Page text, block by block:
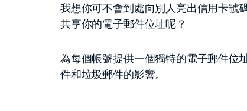
我想你可不會到處向別人亮出信用卡號
共享你的電子郵件位址呢？
為每個帳號提供一個獨特的電子郵件位
件和垃圾郵件的影響。